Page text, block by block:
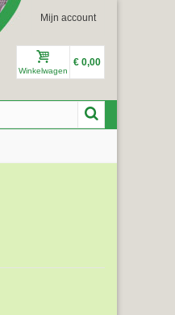
Mijn account
Winkelwagen
€ 0,00